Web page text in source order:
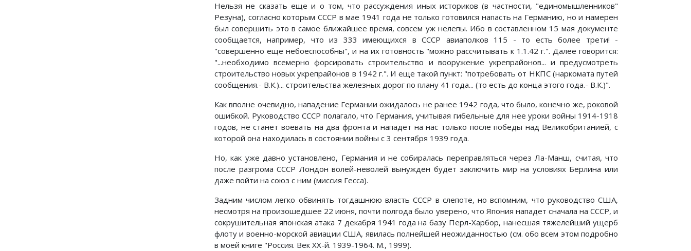
Нельзя не сказать еще и о том, что рассуждения иных историков (в частности, "единомышленников"
Резуна), согласно которым СССР в мае 1941 года не только готовился напасть на Германию, но и намерен
был совершить это в самое ближайшее время, совсем уж нелепы. Ибо в составленном 15 мая документе
сообщается, например, что из 333 имеющихся в СССР авиаполков 115 - то есть более трети! -
"совершенно еще небоеспособны", и на их готовность "можно рассчитывать к 1.1.42 г.". Далее говорится:
"...необходимо всемерно форсировать строительство и вооружение укрепрайонов... и предусмотреть
строительство новых укрепрайонов в 1942 г.". И еще такой пункт: "потребовать от НКПС (наркомата путей
сообщения.- В.К.)... строительства железных дорог по плану 41 года... (то есть до конца этого года.- В.К.)".
Как вполне очевидно, нападение Германии ожидалось не ранее 1942 года, что было, конечно же, роковой
ошибкой. Руководство СССР полагало, что Германия, учитывая гибельные для нее уроки войны 1914-1918
годов, не станет воевать на два фронта и нападет на нас только после победы над Великобританией, с
которой она находилась в состоянии войны с 3 сентября 1939 года.
Но, как уже давно установлено, Германия и не собиралась переправляться через Ла-Манш, считая, что
после разгрома СССР Лондон волей-неволей вынужден будет заключить мир на условиях Берлина или
даже пойти на союз с ним (миссия Гесса).
Задним числом легко обвинять тогдашнюю власть СССР в слепоте, но вспомним, что руководство США,
несмотря на произошедшее 22 июня, почти полгода было уверено, что Япония нападет сначала на СССР, и
сокрушительная японская атака 7 декабря 1941 года на базу Перл-Харбор, нанесшая тяжелейший ущерб
флоту и военно-морской авиации США, явилась полнейшей неожиданностью (см. обо всем этом подробно
в моей книге "Россия. Век ХХ-й. 1939-1964. М., 1999).